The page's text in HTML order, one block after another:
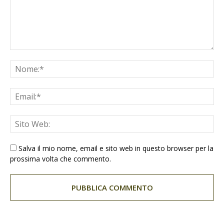
Salva il mio nome, email e sito web in questo browser per la
prossima volta che commento.